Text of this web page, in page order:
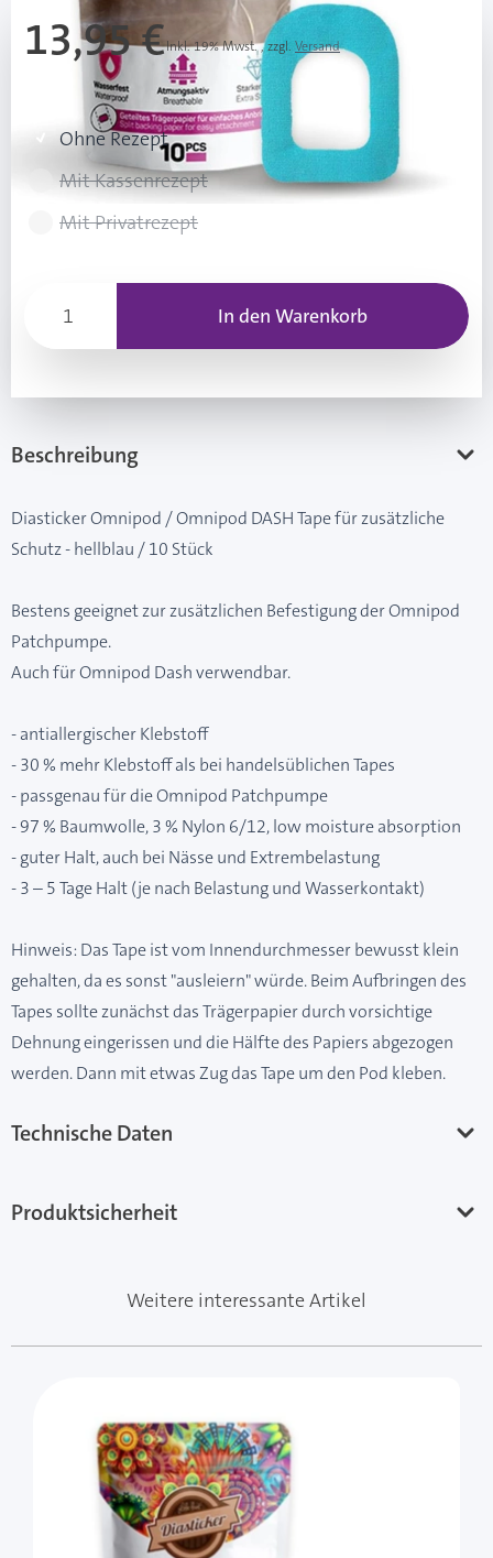
13,95 €Inkl. 19% Mwst.,zzgl. Versand
Rezeptart wählen
Ohne Rezept
Mit Kassenrezept
Mit Privatrezept
In den Warenkorb
Beschreibung
Diasticker Omnipod / Omnipod DASH Tape für zusätzliche
Schutz - hellblau / 10 Stück
Bestens geeignet zur zusätzlichen Befestigung der Omnipod
Patchpumpe.
Auch für Omnipod Dash verwendbar.
- antiallergischer Klebstoff
- 30 % mehr Klebstoff als bei handelsüblichen Tapes
- passgenau für die Omnipod Patchpumpe
- 97 % Baumwolle, 3 % Nylon 6/12, low moisture absorption
- guter Halt, auch bei Nässe und Extrembelastung
- 3 – 5 Tage Halt (je nach Belastung und Wasserkontakt)
Hinweis: Das Tape ist vom Innendurchmesser bewusst klein
gehalten, da es sonst "ausleiern" würde. Beim Aufbringen des
Tapes sollte zunächst das Trägerpapier durch vorsichtige
Dehnung eingerissen und die Hälfte des Papiers abgezogen
werden. Dann mit etwas Zug das Tape um den Pod kleben.
Technische Daten
Produktsicherheit
Weitere interessante Artikel